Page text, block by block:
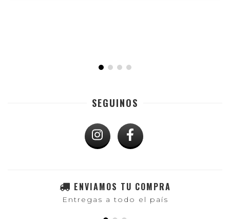
SEGUINOS
ENVIAMOS TU COMPRA
Entregas a todo el país